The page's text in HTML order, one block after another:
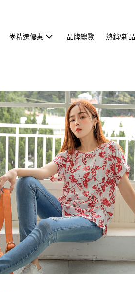
🌟精選優惠 品牌總覽 熱銷/新品